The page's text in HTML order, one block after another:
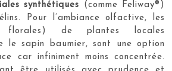
synthétiques (comme Feliway®)
Pour l’ambiance olfactive, les
florales) de plantes locales
le sapin baumier, sont une option
car infiniment moins concentrée.